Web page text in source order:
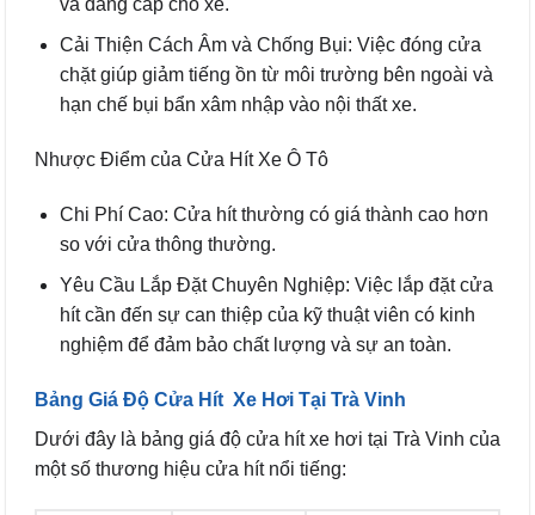
Cải Thiện Cách Âm và Chống Bụi: Việc đóng cửa
chặt giúp giảm tiếng ồn từ môi trường bên ngoài và
hạn chế bụi bẩn xâm nhập vào nội thất xe.
Nhược Điểm của Cửa Hít Xe Ô Tô
Chi Phí Cao: Cửa hít thường có giá thành cao hơn
so với cửa thông thường.
Yêu Cầu Lắp Đặt Chuyên Nghiệp: Việc lắp đặt cửa
hít cần đến sự can thiệp của kỹ thuật viên có kinh
nghiệm để đảm bảo chất lượng và sự an toàn.
Bảng Giá Độ Cửa Hít Xe Hơi Tại Trà Vinh
Dưới đây là bảng giá độ cửa hít xe hơi tại Trà Vinh của
một số thương hiệu cửa hít nổi tiếng: